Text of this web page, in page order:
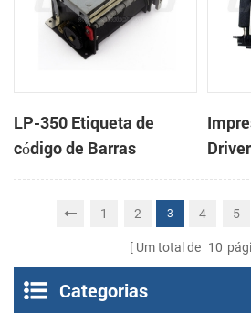
LP-350 Etiqueta de
código de Barras
Mecanismo da
100
1 2 3 4 5
Um total de 10
Categorias